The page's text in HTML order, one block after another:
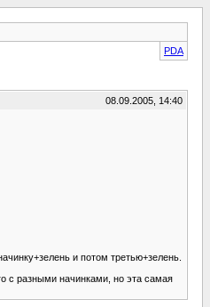
PDA
08.09.2005, 14:40
и потом третью+зелень.
с разными начинками, но эта самая